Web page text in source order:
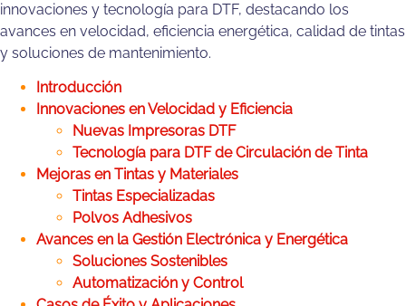
innovaciones y tecnología para DTF, destacando los
avances en velocidad, eficiencia energética, calidad de tintas
y soluciones de mantenimiento.
Introducción
Innovaciones en Velocidad y Eficiencia
Nuevas Impresoras DTF
Tecnología para DTF de Circulación de Tinta
Mejoras en Tintas y Materiales
Tintas Especializadas
Polvos Adhesivos
Avances en la Gestión Electrónica y Energética
Soluciones Sostenibles
Automatización y Control